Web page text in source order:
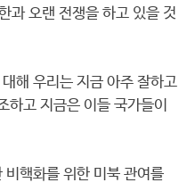
과 오랜 전쟁을 하고 있을 것
해 우리는 지금 아주 잘하고
하고 지금은 이들 국가들이
핵화를 위한 미북 관여를